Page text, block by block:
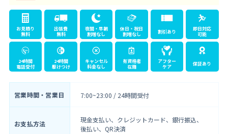
お見積り
無料
出張費
無料
夜間・早朝
割増なし
休日・祝日
割増なし
割引あり
即日対応
可能
24時間
電話受付
24時間
駆けつけ
キャンセル
料金なし
有資格者
在籍
アフター
ケア
保証あり
営業時間・営業日 7:00~23:00 / 24時間受付
お支払方法
現金支払い、クレジットカード、銀行振込、
後払い、QR決済